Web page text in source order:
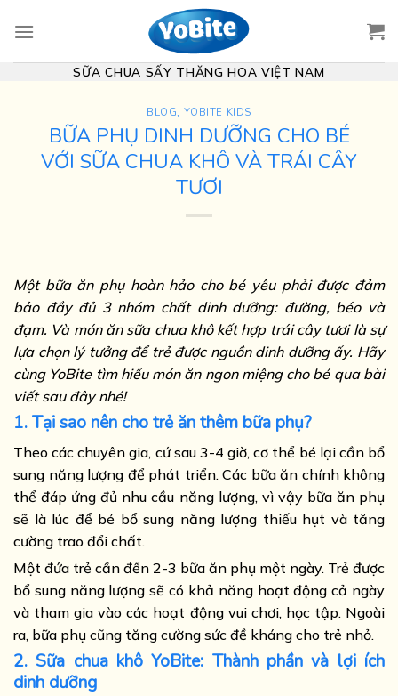
SỮA CHUA SẤY THĂNG HOA VIỆT NAM
BLOG, YOBITE KIDS
BỮA PHỤ DINH DƯỠNG CHO BÉ
VỚI SỮA CHUA KHÔ VÀ TRÁI CÂY
TƯƠI
Một bữa ăn phụ hoàn hảo cho bé yêu phải được đảm
bảo đầy đủ 3 nhóm chất dinh dưỡng: đường, béo và
đạm. Và món ăn sữa chua khô kết hợp trái cây tươi là sự
lựa chọn lý tưởng để trẻ được nguồn dinh dưỡng ấy. Hãy
cùng YoBite tìm hiểu món ăn ngon miệng cho bé qua bài
viết sau đây nhé!
1. Tại sao nên cho trẻ ăn thêm bữa phụ?
Theo các chuyên gia, cứ sau 3-4 giờ, cơ thể bé lại cần bổ
sung năng lượng để phát triển. Các bữa ăn chính không
thể đáp ứng đủ nhu cầu năng lượng, vì vậy bữa ăn phụ
sẽ là lúc để bé bổ sung năng lượng thiếu hụt và tăng
cường trao đổi chất.
Một đứa trẻ cần đến 2-3 bữa ăn phụ một ngày. Trẻ được
bổ sung năng lượng sẽ có khả năng hoạt động cả ngày
và tham gia vào các hoạt động vui chơi, học tập. Ngoài
ra, bữa phụ cũng tăng cường sức đề kháng cho trẻ nhỏ.
2. Sữa chua khô YoBite: Thành phần và lợi ích
dinh dưỡng